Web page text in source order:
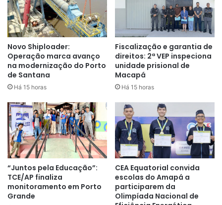
durante a semana, concentrando em um só local o maior
número possível de atendimentos para que esses
pacientes possam cuidar da saúde”, explica a secretária
municipal de Saúde, Erica Aymoré.
Novo Shiploader:
Operação marca avanço
na modernização do Porto
de Santana
Há 15 horas
Fiscalização e garantia de
direitos: 2ª VEP inspeciona
unidade prisional de
Macapá
Há 15 horas
“Juntos pela Educação”:
TCE/AP finaliza
monitoramento em Porto
Grande
CEA Equatorial convida
escolas do Amapá a
participarem da
Olimpíada Nacional de